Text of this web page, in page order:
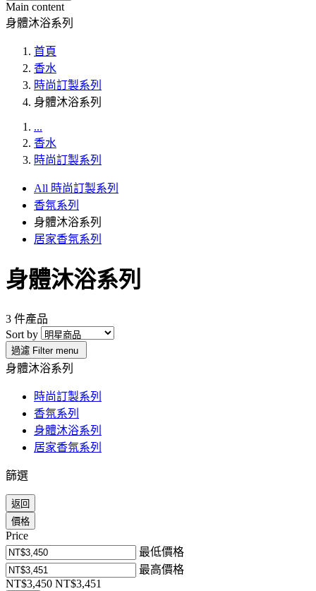
Main content
身體沐浴系列
首頁
香水
時尚訂製系列
身體沐浴系列
...
香水
時尚訂製系列
All 時尚訂製系列
香氛系列
身體沐浴系列
居家香氛系列
身體沐浴系列
3 件產品
Sort by
過濾 Filter menu
身體沐浴系列
時尚訂製系列
香氛系列
身體沐浴系列
居家香氛系列
篩選
返回
價格
Price
最低價格
最高價格
NT$3,450 NT$3,451